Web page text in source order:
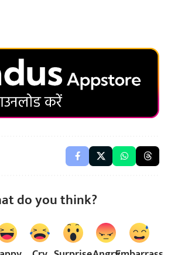
do you think?